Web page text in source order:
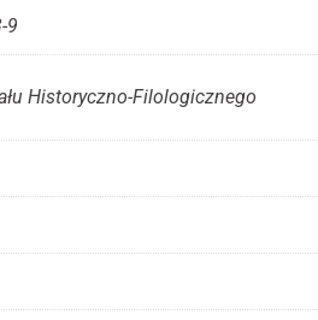
9
Historyczno-Filologicznego